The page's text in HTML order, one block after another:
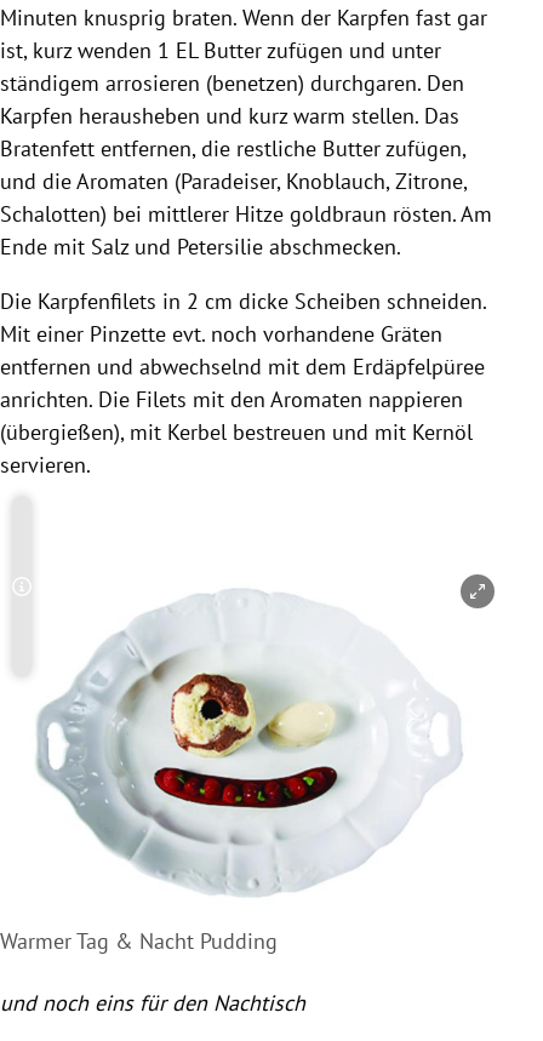
Minuten knusprig braten. Wenn der Karpfen fast gar
ist, kurz wenden 1 EL Butter zufügen und unter
ständigem arrosieren (benetzen) durchgaren. Den
Karpfen herausheben und kurz warm stellen. Das
Bratenfett entfernen, die restliche Butter zufügen,
und dieAromaten (Paradeiser, Knoblauch, Zitrone,
Schalotten) bei mittlerer Hitze goldbraun rösten. Am
Ende mit Salz und Petersilie abschmecken.
Die Karpfenfilets in 2 cm dicke Scheiben schneiden.
Mit einer Pinzette evt. noch vorhandene Gräten
entfernen und abwechselnd mit dem Erdäpfelpüree
anrichten. Die Filets mit den Aromaten nappieren
(übergießen), mit Kerbel bestreuen und mit Kernöl
servieren.
Copyright-Hinweis öffnen/schließen
Warmer Tag & Nacht Pudding
und noch eins für den Nachtisch